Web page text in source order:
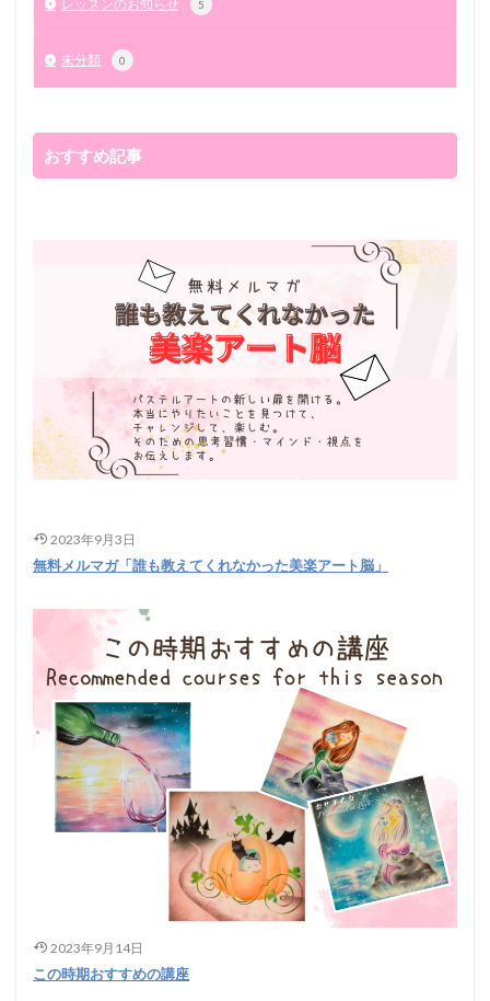
レッスンのお知らせ 5
未分類 0
おすすめ記事
2023年9月3日
無料メルマガ「誰も教えてくれなかった美楽アート脳」
2023年9月14日
この時期おすすめの講座